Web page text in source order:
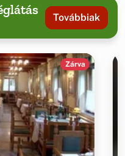
Továbbiak
Zárva